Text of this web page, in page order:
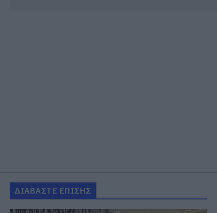
ΔΙΑΒΑΣΤΕ ΕΠΙΣΗΣ